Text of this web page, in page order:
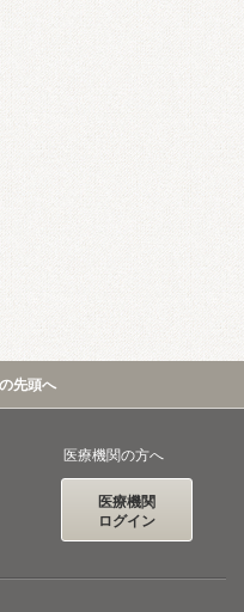
先頭へ
医療機関の方へ
医療機関
ログイン